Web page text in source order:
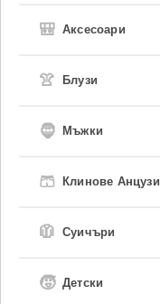
🎒 Аксесоари
👚 Блузи
🧔 Мъжки
🩳 Клинове Анцузи
🧥 Суичъри
🧒 Детски